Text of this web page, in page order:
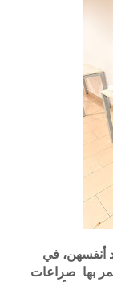
أنفسهن، في
بها صراعات